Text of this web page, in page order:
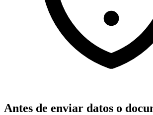
Antes de enviar datos o